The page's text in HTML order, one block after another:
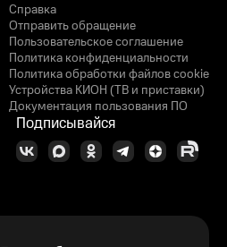
Справка
Отправить обращение
Пользовательское соглашение
Политика конфиденциальности
Политика обработки файлов cookie
Устройства КИОН (ТВ и приставки)
Документация пользования ПО
Подписывайся